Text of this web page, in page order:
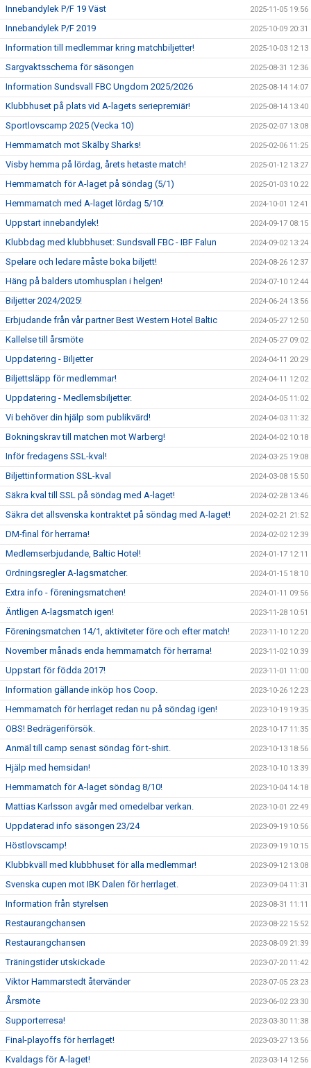
Innebandylek P/F 19 Väst 2025-11-05 19:56
Innebandylek P/F 2019 2025-10-09 20:31
Information till medlemmar kring matchbiljetter! 2025-10-03 12:13
Sargvaktsschema för säsongen 2025-08-31 12:36
Information Sundsvall FBC Ungdom 2025/2026 2025-08-14 14:07
Klubbhuset på plats vid A-lagets seriepremiär! 2025-08-14 13:40
Sportlovscamp 2025 (Vecka 10) 2025-02-07 13:08
Hemmamatch mot Skälby Sharks! 2025-02-06 11:25
Visby hemma på lördag, årets hetaste match! 2025-01-12 13:27
Hemmamatch för A-laget på söndag (5/1) 2025-01-03 10:22
Hemmamatch med A-laget lördag 5/10! 2024-10-01 12:41
Uppstart innebandylek! 2024-09-17 08:15
Klubbdag med klubbhuset: Sundsvall FBC - IBF Falun 2024-09-02 13:24
Spelare och ledare måste boka biljett! 2024-08-26 12:37
Häng på balders utomhusplan i helgen! 2024-07-10 12:44
Biljetter 2024/2025! 2024-06-24 13:56
Erbjudande från vår partner Best Western Hotel Baltic 2024-05-27 12:50
Kallelse till årsmöte 2024-05-27 09:02
Uppdatering - Biljetter 2024-04-11 20:29
Biljettsläpp för medlemmar! 2024-04-11 12:02
Uppdatering - Medlemsbiljetter. 2024-04-05 11:02
Vi behöver din hjälp som publikvärd! 2024-04-03 11:32
Bokningskrav till matchen mot Warberg! 2024-04-02 10:18
Inför fredagens SSL-kval! 2024-03-25 19:08
Biljettinformation SSL-kval 2024-03-08 15:50
Säkra kval till SSL på söndag med A-laget! 2024-02-28 13:46
Säkra det allsvenska kontraktet på söndag med A-laget! 2024-02-21 21:52
DM-final för herrarna! 2024-02-02 12:39
Medlemserbjudande, Baltic Hotel! 2024-01-17 12:11
Ordningsregler A-lagsmatcher. 2024-01-15 18:10
Extra info - föreningsmatchen! 2024-01-11 09:56
Äntligen A-lagsmatch igen! 2023-11-28 10:51
Föreningsmatchen 14/1, aktiviteter före och efter match! 2023-11-10 12:20
November månads enda hemmamatch för herrarna! 2023-11-02 10:39
Uppstart för födda 2017! 2023-11-01 11:00
Information gällande inköp hos Coop. 2023-10-26 12:23
Hemmamatch för herrlaget redan nu på söndag igen! 2023-10-19 19:35
OBS! Bedrägeriförsök. 2023-10-17 11:35
Anmäl till camp senast söndag för t-shirt. 2023-10-13 18:56
Hjälp med hemsidan! 2023-10-10 13:39
Hemmamatch för A-laget söndag 8/10! 2023-10-04 14:18
Mattias Karlsson avgår med omedelbar verkan. 2023-10-01 22:49
Uppdaterad info säsongen 23/24 2023-09-19 10:56
Höstlovscamp! 2023-09-19 10:15
Klubbkväll med klubbhuset för alla medlemmar! 2023-09-12 13:08
Svenska cupen mot IBK Dalen för herrlaget. 2023-09-04 11:31
Information från styrelsen 2023-08-31 11:11
Restaurangchansen 2023-08-22 15:52
Restaurangchansen 2023-08-09 21:39
Träningstider utskickade 2023-07-20 11:42
Viktor Hammarstedt återvänder 2023-07-05 23:23
Årsmöte 2023-06-02 23:30
Supporterresa! 2023-03-30 11:38
Final-playoffs för herrlaget! 2023-03-27 13:56
Kvaldags för A-laget! 2023-03-14 12:56